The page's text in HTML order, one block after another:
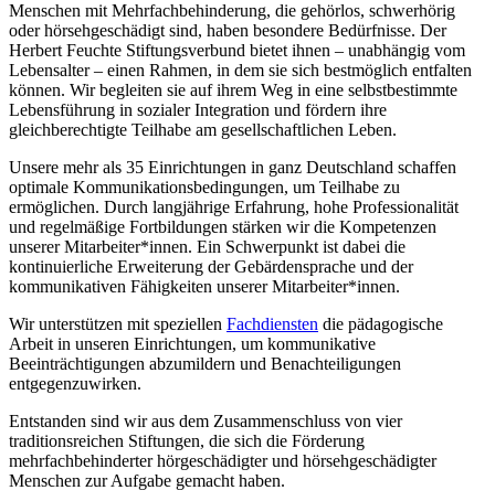
Menschen mit Mehrfachbehinderung, die gehörlos, schwerhörig
oder hörsehgeschädigt sind, haben besondere Bedürfnisse. Der
Herbert Feuchte Stiftungsverbund bietet ihnen – unabhängig vom
Lebensalter – einen Rahmen, in dem sie sich bestmöglich entfalten
können. Wir begleiten sie auf ihrem Weg in eine selbstbestimmte
Lebensführung in sozialer Integration und fördern ihre
gleichberechtigte Teilhabe am gesellschaftlichen Leben.
Unsere mehr als 35 Einrichtungen in ganz Deutschland schaffen
optimale Kommunikationsbedingungen, um Teilhabe zu
ermöglichen. Durch langjährige Erfahrung, hohe Professionalität
und regelmäßige Fortbildungen stärken wir die Kompetenzen
unserer Mitarbeiter*innen. Ein Schwerpunkt ist dabei die
kontinuierliche Erweiterung der Gebärdensprache und der
kommunikativen Fähigkeiten unserer Mitarbeiter*innen.
Wir unterstützen mit speziellen Fachdiensten die pädagogische
Arbeit in unseren Einrichtungen, um kommunikative
Beeinträchtigungen abzumildern und Benachteiligungen
entgegenzuwirken.
Entstanden sind wir aus dem Zusammenschluss von vier
traditionsreichen Stiftungen, die sich die Förderung
mehrfachbehinderter hörgeschädigter und hörsehgeschädigter
Menschen zur Aufgabe gemacht haben.